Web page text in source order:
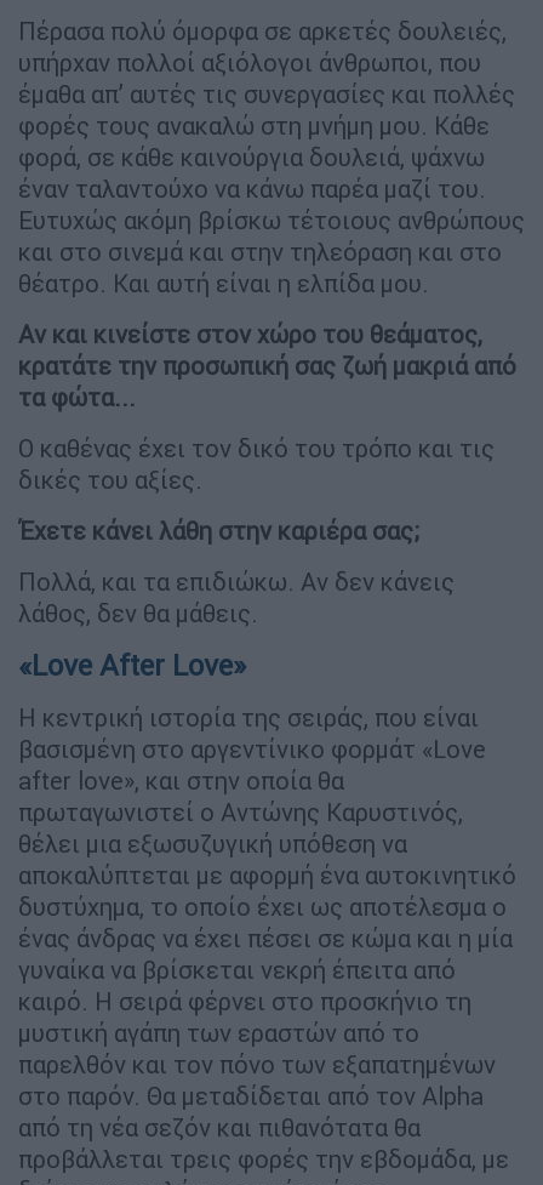
Πέρασα πολύ όμορφα σε αρκετές δουλειές,
υπήρχαν πολλοί αξιόλογοι άνθρωποι, που
έμαθα απ’ αυτές τις συνεργασίες και πολλές
φορές τους ανακαλώ στη μνήμη μου. Κάθε
φορά, σε κάθε καινούργια δουλειά, ψάχνω
έναν ταλαντούχο να κάνω παρέα μαζί του.
Ευτυχώς ακόμη βρίσκω τέτοιους ανθρώπους
και στο σινεμά και στην τηλεόραση και στο
θέατρο. Και αυτή είναι η ελπίδα μου.
Αν και κινείστε στον χώρο του θεάματος,
κρατάτε την προσωπική σας ζωή μακριά από
τα φώτα...
Ο καθένας έχει τον δικό του τρόπο και τις
δικές του αξίες.
Έχετε κάνει λάθη στην καριέρα σας;
Πολλά, και τα επιδιώκω. Αν δεν κάνεις
λάθος, δεν θα μάθεις.
«Love After Love»
Η κεντρική ιστορία της σειράς, που είναι
βασισμένη στο αργεντίνικο φορμάτ «Love
after love», και στην οποία θα
πρωταγωνιστεί ο Αντώνης Καρυστινός,
θέλει μια εξωσυζυγική υπόθεση να
αποκαλύπτεται με αφορμή ένα αυτοκινητικό
δυστύχημα, το οποίο έχει ως αποτέλεσμα ο
ένας άνδρας να έχει πέσει σε κώμα και η μία
γυναίκα να βρίσκεται νεκρή έπειτα από
καιρό. Η σειρά φέρνει στο προσκήνιο τη
μυστική αγάπη των εραστών από το
παρελθόν και τον πόνο των εξαπατημένων
στο παρόν. Θα μεταδίδεται από τον Alpha
από τη νέα σεζόν και πιθανότατα θα
προβάλλεται τρεις φορές την εβδομάδα, με